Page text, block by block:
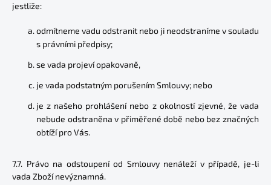
jestliže:
odmítneme vadu odstranit nebo ji neodstraníme v souladu
s právními předpisy;
se vada projeví opakovaně,
je vada podstatným porušením Smlouvy; nebo
je z našeho prohlášení nebo z okolností zjevné, že vada
nebude odstraněna v přiměřené době nebo bez značných
obtíží pro Vás.
7.7. Právo na odstoupení od Smlouvy nenáleží v případě, je-li
vada Zboží nevýznamná.